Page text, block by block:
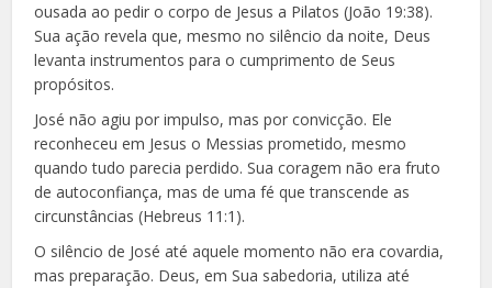
ousada ao pedir o corpo de Jesus a Pilatos (João 19:38).
Sua ação revela que, mesmo no silêncio da noite, Deus
levanta instrumentos para o cumprimento de Seus
propósitos.
José não agiu por impulso, mas por convicção. Ele
reconheceu em Jesus o Messias prometido, mesmo
quando tudo parecia perdido. Sua coragem não era fruto
de autoconfiança, mas de uma fé que transcende as
circunstâncias (Hebreus 11:1).
O silêncio de José até aquele momento não era covardia,
mas preparação. Deus, em Sua sabedoria, utiliza até